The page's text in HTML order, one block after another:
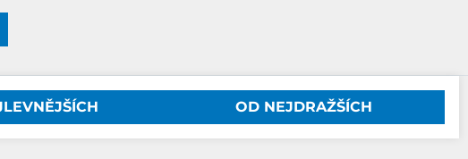
OD NEJDRAŽŠÍCH